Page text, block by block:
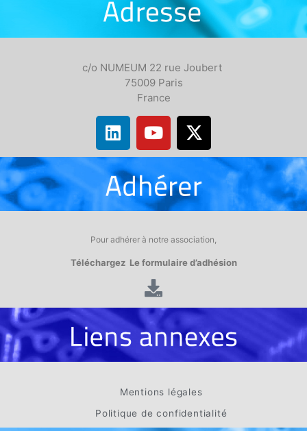
c/o NUMEUM 22 rue Joubert
75009 Paris
France
Pour adhérer à notre association,
Téléchargez Le formulaire d’adhésion
Mentions légales
Politique de confidentialité